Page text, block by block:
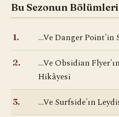
Bu Sezonun Bölümleri
1. ...Ve Danger Point'in
2.
...Ve Obsidian
Hikâyesi
3. ...Ve Surfside'ın